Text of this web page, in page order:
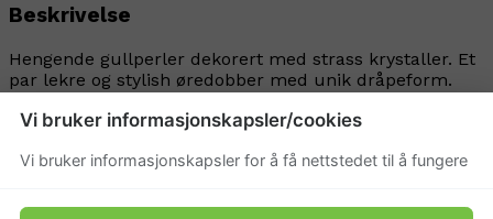
Beskrivelse
Hengende gullperler dekorert med strass krystaller. Et
par lekre og stylish øredobber med unik dråpeform.
Produkt pris
Vi bruker informasjonskapsler/cookies
Vi bruker informasjonskapsler for å få nettstedet til å fungere